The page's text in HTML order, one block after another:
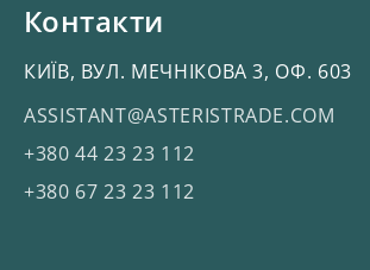
Контакти
КИЇВ, ВУЛ. МЕЧНІКОВА 3, ОФ. 603
ASSISTANT@ASTERISTRADE.COM
+380 44 23 23 112
+380 67 23 23 112